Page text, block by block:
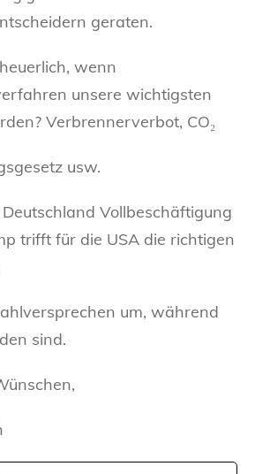
geraten.
wenn
unsere wichtigsten
Verbrennerverbot, CO₂
usw.
Vollbeschäftigung
trifft für die USA die richtigen
um, während
sind.